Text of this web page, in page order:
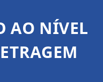
AO NÍVEL